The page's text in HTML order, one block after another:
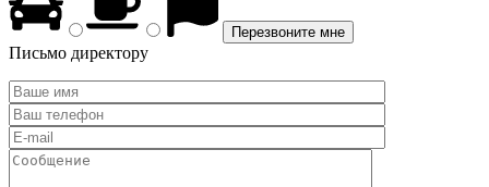
Письмо директору